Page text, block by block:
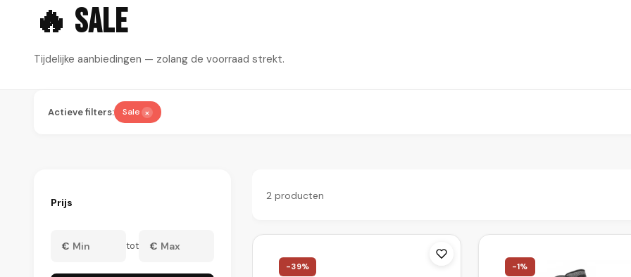
🔥 Sale
Tijdelijke aanbiedingen — zolang de voorraad strekt.
Actieve filters: Sale ×
Prijs
€ tot €
2 producten
Producten
-39% -1%